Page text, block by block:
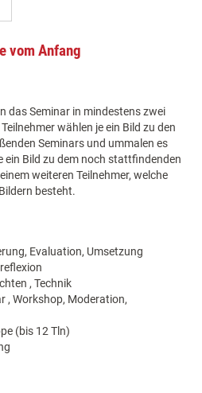
vom Anfang
das Seminar in mindestens zwei
wählen je ein Bild zu den
Seminars und ummalen es
ein Bild zu dem noch stattfindenden
weiteren Teilnehmer, welche
besteht.
Evaluation, Umsetzung
, Technik
, Workshop, Moderation,
(bis 12 Tln)